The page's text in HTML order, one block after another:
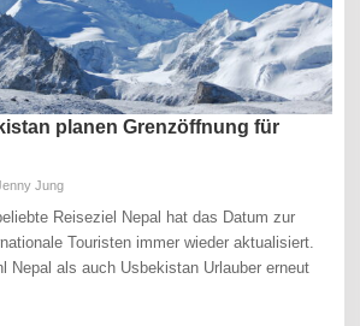
planen Grenzöffnung für
Jung
Reiseziel Nepal hat das Datum zur
Touristen immer wieder aktualisiert.
Nepal als auch Usbekistan Urlauber erneut